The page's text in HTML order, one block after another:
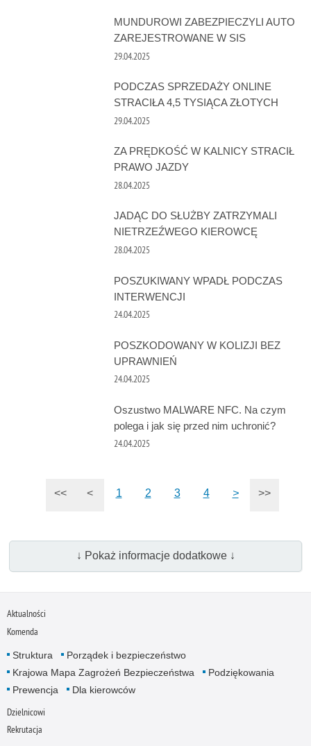
MUNDUROWI ZABEZPIECZYLI AUTO
ZAREJESTROWANE W SIS
29.04.2025
PODCZAS SPRZEDAŻY ONLINE
STRACIŁA 4,5 TYSIĄCA ZŁOTYCH
29.04.2025
ZA PRĘDKOŚĆ W KALNICY STRACIŁ
PRAWO JAZDY
28.04.2025
JADĄC DO SŁUŻBY ZATRZYMALI
NIETRZEŹWEGO KIEROWCĘ
28.04.2025
POSZUKIWANY WPADŁ PODCZAS
INTERWENCJI
24.04.2025
POSZKODOWANY W KOLIZJI BEZ
UPRAWNIEŃ
24.04.2025
Oszustwo MALWARE NFC. Na czym
polega i jak się przed nim uchronić?
24.04.2025
<< < 1 2 3 4 > >>
↓ Pokaż informacje dodatkowe ↓
Aktualności
Komenda
Struktura
Porządek i bezpieczeństwo
Krajowa Mapa Zagrożeń Bezpieczeństwa
Podziękowania
Prewencja
Dla kierowców
Dzielnicowi
Rekrutacja